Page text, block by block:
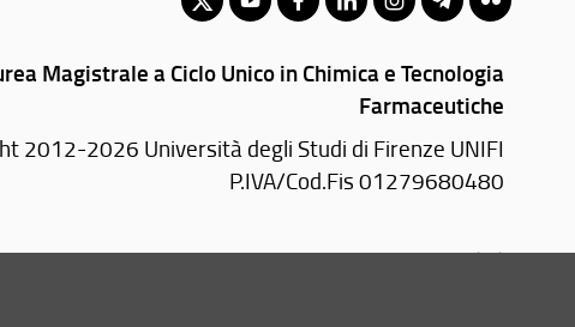
Magistrale a Ciclo Unico in Chimica e Tecnologia
Farmaceutiche
2012-2026 Università degli Studi di Firenze UNIFI
P.IVA/Cod.Fis 01279680480
Largo Brambilla, 3 - 50134 Firenze (FI)